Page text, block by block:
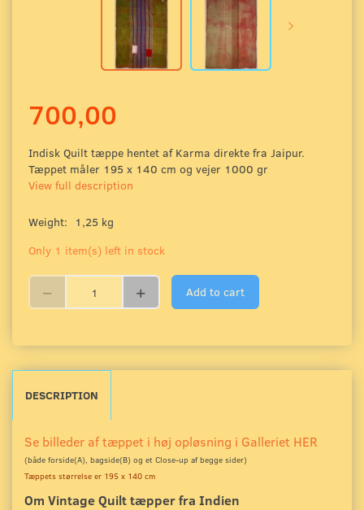
700,00
Indisk Quilt tæppe hentet af Karma direkte fra Jaipur.
Tæppet måler 195 x 140 cm og vejer 1000 gr
View full description
Weight:
1,25 kg
Only 1 item(s) left in stock
Add to cart
DESCRIPTION
Se billeder af tæppet i høj opløsning i Galleriet HER
(både forside(A), bagside(B) og et Close-up af begge sider)
Tæppets størrelse er 195 x 140 cm
Om Vintage Quilt tæpper fra Indien